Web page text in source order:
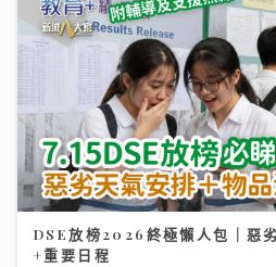
DSE放榜2026終極懶人包｜惡
+重要日程